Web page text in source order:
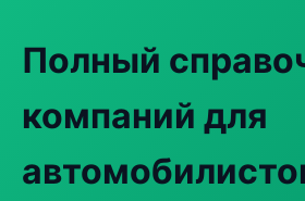
Полный
компаний для